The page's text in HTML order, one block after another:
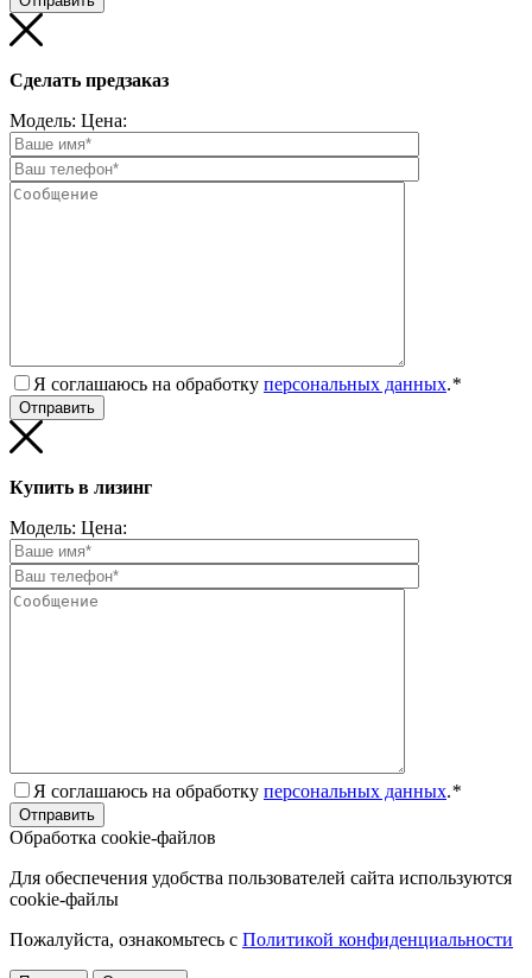
Сделать предзаказ
Модель: Цена:
Я соглашаюсь на обработку персональных данных.*
Купить в лизинг
Модель: Цена:
Я соглашаюсь на обработку персональных данных.*
Обработка cookie-файлов
Для обеспечения удобства пользователей сайта используются
cookie-файлы
Пожалуйста, ознакомьтесь с Политикой конфиденциальности